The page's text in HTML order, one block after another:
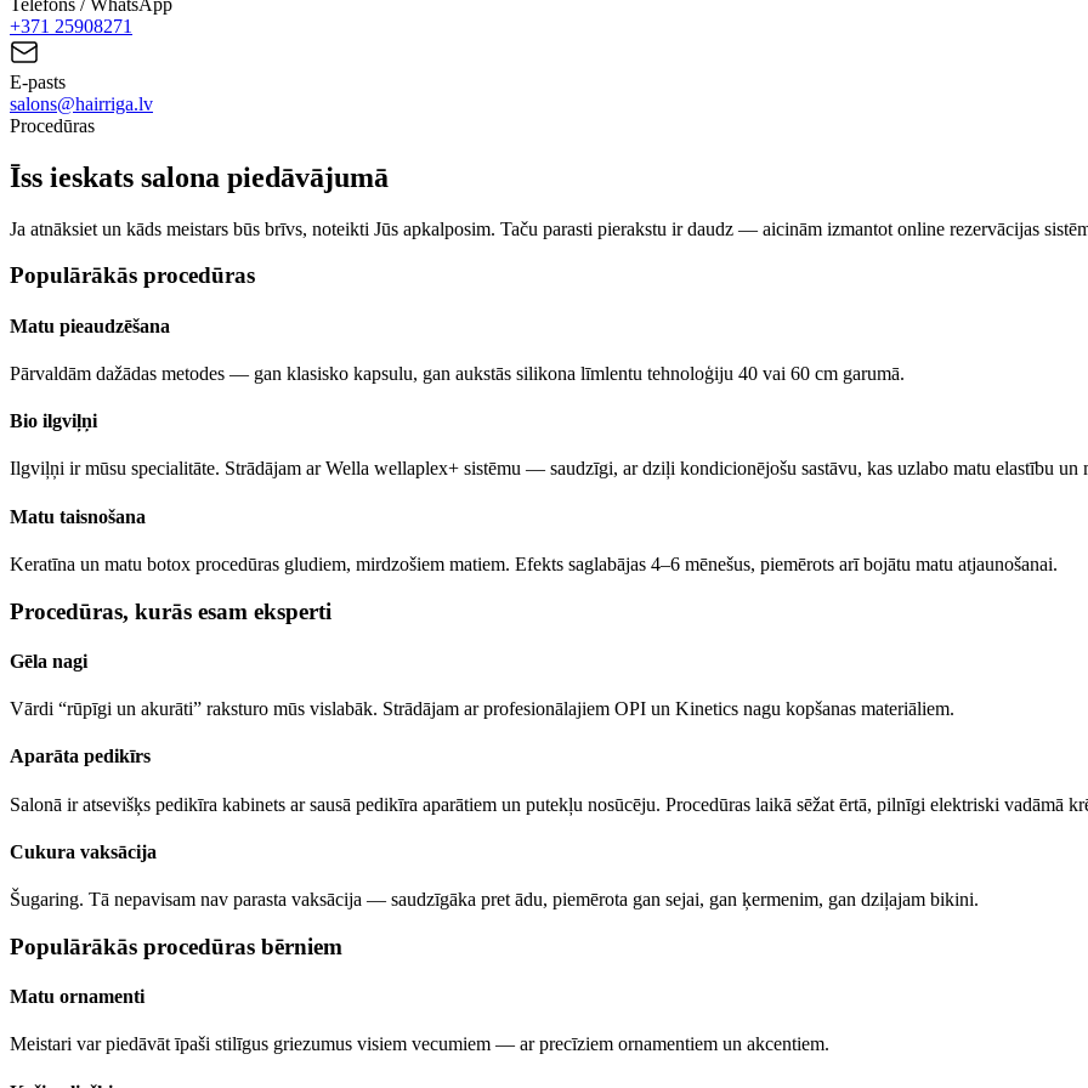
+371 25908271
E-pasts
salons@hairriga.lv
Procedūras
Īss ieskats salona piedāvājumā
Ja atnāksiet un kāds meistars būs brīvs, noteikti Jūs apkalposim. Taču parasti pierakstu ir daudz — aicinām izmantot online rezervācijas
Populārākās procedūras
Matu pieaudzēšana
Pārvaldām dažādas metodes — gan klasisko kapsulu, gan aukstās silikona līmlentu tehnoloģiju 40 vai 60 cm garumā.
Bio ilgviļņi
Ilgviļņi ir mūsu specialitāte. Strādājam ar Wella wellaplex+ sistēmu — saudzīgi, ar dziļi kondicionējošu sastāvu, kas uzlabo matu elastību un
Matu taisnošana
Keratīna un matu botox procedūras gludiem, mirdzošiem matiem. Efekts saglabājas 4–6 mēnešus, piemērots arī bojātu matu atjaunošanai.
Procedūras, kurās esam eksperti
Gēla nagi
Vārdi “rūpīgi un akurāti” raksturo mūs vislabāk. Strādājam ar profesionālajiem OPI un Kinetics nagu kopšanas materiāliem.
Aparāta pedikīrs
Salonā ir atsevišķs pedikīra kabinets ar sausā pedikīra aparātiem un putekļu nosūcēju. Procedūras laikā sēžat ērtā, pilnīgi elektriski vadāmā
Cukura vaksācija
Šugaring. Tā nepavisam nav parasta vaksācija — saudzīgāka pret ādu, piemērota gan sejai, gan ķermenim, gan dziļajam bikini.
Populārākās procedūras bērniem
Matu ornamenti
Meistari var piedāvāt īpaši stilīgus griezumus visiem vecumiem — ar precīziem ornamentiem un akcentiem.